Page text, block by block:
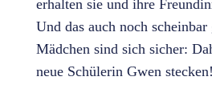
erhalten sie und ihre
Und das auch noch
Mädchen sind sich sicher:
neue Schülerin Gwen stecken!